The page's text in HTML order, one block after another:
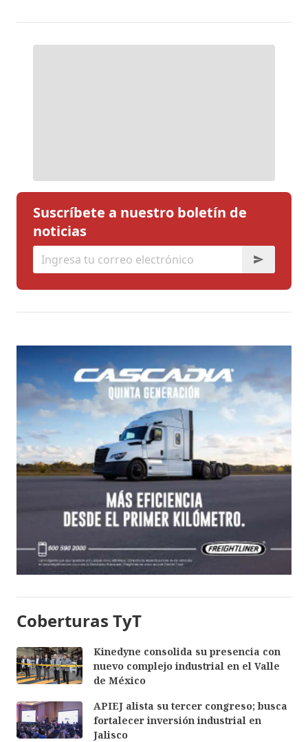
Suscríbete a nuestro boletín de
noticias
Coberturas TyT
Kinedyne consolida su presencia con
nuevo complejo industrial en el Valle
de México
APIEJ alista su tercer congreso; busca
fortalecer inversión industrial en
Jalisco